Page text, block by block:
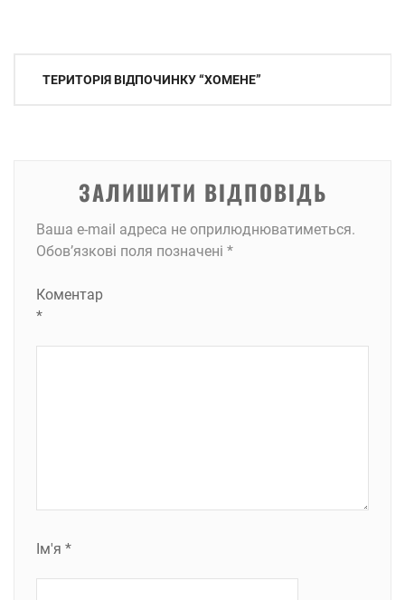
Навігація
ТЕРИТОРІЯ ВІДПОЧИНКУ “ХОМЕНЕ”
ЗАЛИШИТИ ВІДПОВІДЬ
Ваша e-mail адреса не оприлюднюватиметься.
Обов’язкові поля позначені *
Коментар
*
Ім'я *